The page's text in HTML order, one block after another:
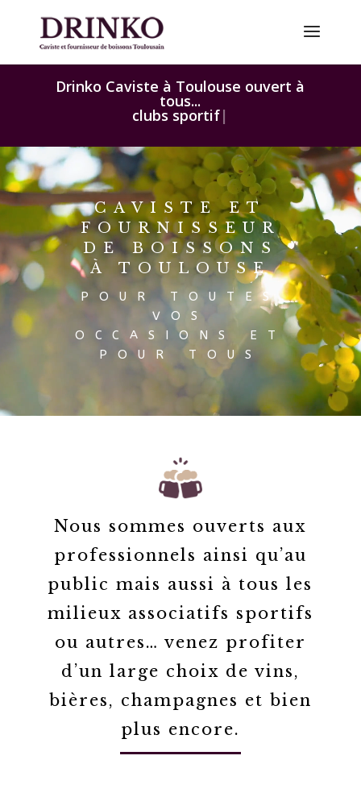
Drinko Caviste à Toulouse ouvert à
tous...
clubs sportifs...
Lecteur
vidéo
CAVISTE ET
FOURNISSEUR
DE BOISSONS
À TOULOUSE
POUR TOUTES
VOS
OCCASIONS ET
POUR TOUS
Nous sommes ouverts aux
professionnels ainsi qu’au
public mais aussi à tous les
milieux associatifs sportifs
ou autres… venez profiter
d’un large choix de vins,
bières, champagnes et bien
plus encore.